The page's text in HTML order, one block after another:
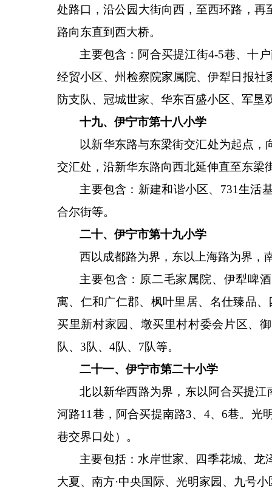
处路口，沿公园大街向西，至西环路，
路向东直到西大桥。
主要包含：阿合买提江街4-5巷、十
经贸小区、州检察院家属院、伊犁日报
防支队、冠城世家、华东百盛小区、军垦
十九、伊宁市第十八小学
以新华东路与东梁街交汇处为起点
交汇处，沿新华东路向西北延伸直至东梁
主要包含：新建和谐小区、 731生活
合尔街等。
二十、伊宁市第十九小学
西以成都路为界，东以上海路为界，
主要包含：原二毛家属院、伊犁啤
寓、仁和广仁郡、枫叶里居、名仕臻品
买里新村家园、墩买里村村委会片区、
队、3队、4队、7队等。
二十一、伊宁市第二十小学
北以新华西路为界，东以阿合买提
河路11巷，阿合买提南路3、4、6巷。光
巷交界口处）。
主要包括：水岸世家、四季花城、
大夏、南方·中央国际、光明家园、九号